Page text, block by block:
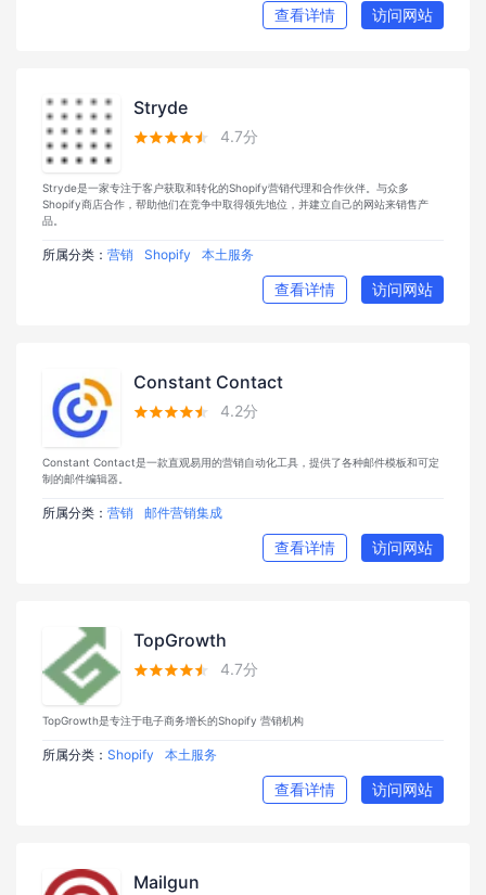
查看详情 访问网站
Stryde
 4.7分
Stryde是一家专注于客户获取和转化的Shopify营销代理和合作伙伴。与众多
Shopify商店合作，帮助他们在竞争中取得领先地位，并建立自己的网站来销售产
品。
所属分类： 营销 Shopify 本土服务
查看详情 访问网站
Constant Contact
 4.2分
Constant Contact是一款直观易用的营销自动化工具，提供了各种邮件模板和可定
制的邮件编辑器。
所属分类： 营销 邮件营销集成
查看详情 访问网站
TopGrowth
 4.7分
TopGrowth是专注于电子商务增长的Shopify 营销机构
所属分类： Shopify 本土服务
查看详情 访问网站
Mailgun